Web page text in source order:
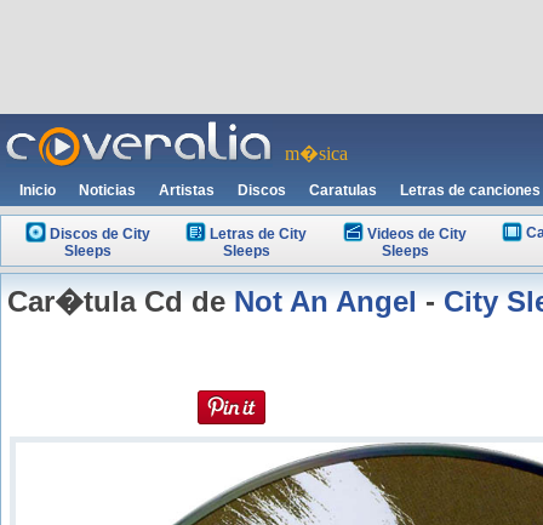
m�sica
Inicio Noticias Artistas Discos Caratulas Letras de canciones
Discos de City
Sleeps
Letras de City
Sleeps
Videos de City
Sleeps
Car�tula Cd de Not An Angel - City